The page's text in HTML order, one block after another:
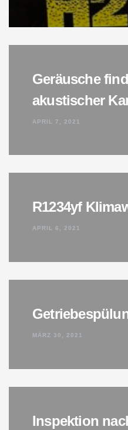
Geräusche
akustischer
APRIL 7, 2021
R1234yf
APRIL 6, 2021
MÄRZ 30, 2021
Inspektion